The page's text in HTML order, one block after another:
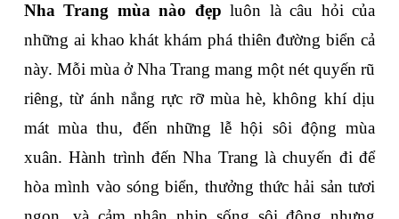
Nha Trang mùa nào đẹp luôn là câu hỏi của
những ai khao khát khám phá thiên đường biển cả
này. Mỗi mùa ở Nha Trang mang một nét quyến rũ
riêng, từ ánh nắng rực rỡ mùa hè, không khí dịu
mát mùa thu, đến những lễ hội sôi động mùa
xuân. Hành trình đến Nha Trang là chuyến đi để
hòa mình vào sóng biển, thưởng thức hải sản tươi